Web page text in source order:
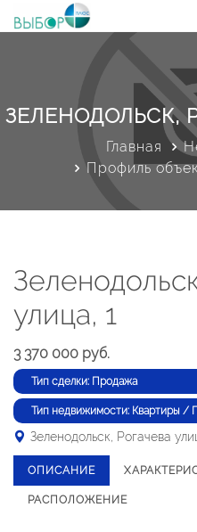
ЗЕЛЕНОДОЛЬСК,
Главная
Профиль
улица, 1
3 370 000 руб.
Тип сделки: Продажа
Тип недвижимости: Квартиры /
Зеленодольск, Рогачева
ОПИСАНИЕ
РАСПОЛОЖЕНИЕ